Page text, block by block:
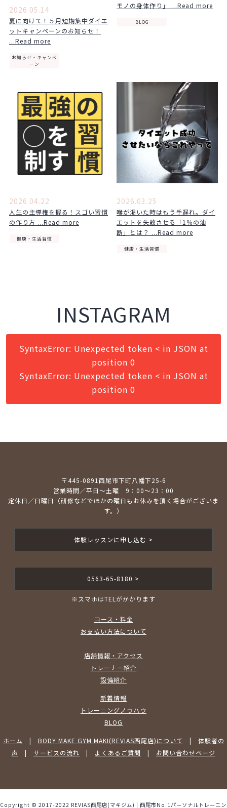
2026.05.14
夏に向けて！５月短期集中ダイエ
ットキャンペーンのお知らせ！
...Read more
お知らせ・キャンペ
ーン
モノの身体作り」 ...Read more
BLOG
2026.04.22
人生の主導権を握る！スゴい習慣
の作り方 ...Read more
健康・生活習慣
2026.03.25
喉が渇いた時はもう手遅れ。ダイ
エットを失敗させる「1％の油
断」とは？ ...Read more
健康・生活習慣
INSTAGRAM
SyntaxError: Unexpected token < in JSON at
position 0
SyntaxError: Unexpected token < in JSON at
position 0
〒445-0891西尾市下町八幡下25-6
営業時間／平日～土曜 9：00～23：00
定休日／日曜日（研修などでほかの曜日もお休みを頂く場合がございま
す。）
体験レッスンに申し込む >
0563-65-8180 >
※スマホはTELがかかります
コース・料金
お支払い方法について
店舗情報・アクセス
トレーナー紹介
設備紹介
新着情報
トレーニングノウハウ
BLOG
ホーム | BODY MAKE GYM MAKI(REVIAS西尾店)について | 体験者の
声
| サービスの流れ | よくあるご質問 | お問い合わせページ
Copyright © 2017-2022 REVIAS西尾店(マキジム) | 西尾市No.1パーソナルトレーニン